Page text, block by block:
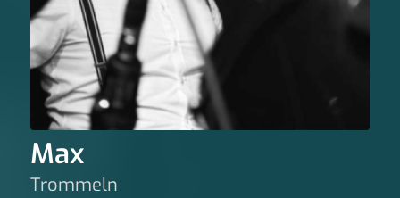
Max
Trommeln